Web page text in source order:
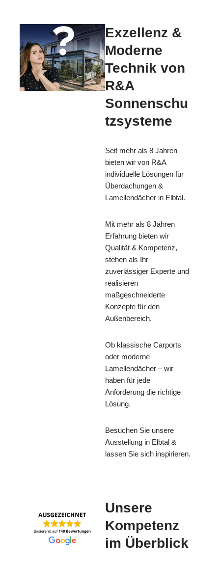
Exzellenz &
Moderne
Technik von
R&A
Sonnenschu
tzsysteme
Seit mehr als 8 Jahren
bieten wir von R&A
individuelle Lösungen für
Überdachungen &
Lamellendächer in Elbtal.
Mit mehr als 8 Jahren
Erfahrung bieten wir
Qualität & Kompetenz,
stehen als Ihr
zuverlässiger Experte und
realisieren
maßgeschneiderte
Konzepte für den
Außenbereich.
Ob klassische Carports
oder moderne
Lamellendächer – wir
haben für jede
Anforderung die richtige
Lösung.
Besuchen Sie unsere
Ausstellung in Elbtal &
lassen Sie sich inspirieren.
Unsere
Kompetenz
im Überblick